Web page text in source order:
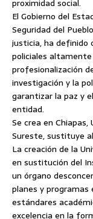
proximidad social.
El Gobierno del
Seguridad del
justicia, ha definido
policiales
profesionalización
investigación y la
garantizar la paz y
entidad.
Se crea en Chiapas,
Sureste, sustituye
La creación de la
en sustitución del
un órgano
planes y
estándares
excelencia en la